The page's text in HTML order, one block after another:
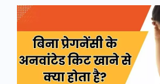
बिना
प्रेगनेंसी
अनवांटेड